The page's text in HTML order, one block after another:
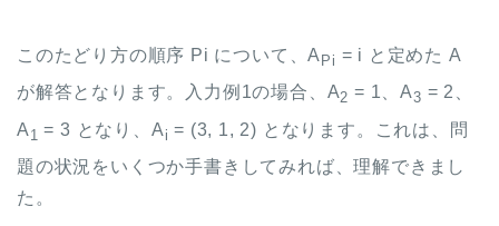
このたどり方の順序 Pi について、A Pi = i と定めた A
が解答となります。入力例1の場合、A2 = 1、A3 = 2、
A 1 = 3 となり、A i = (3, 1, 2) となります。これは、問
題の状況をいくつか手書きしてみれば、理解できまし
た。